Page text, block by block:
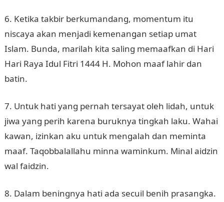
6. Ketika takbir berkumandang, momentum itu
niscaya akan menjadi kemenangan setiap umat
Islam. Bunda, marilah kita saling memaafkan di Hari
Hari Raya Idul Fitri 1444 H. Mohon maaf lahir dan
batin.
7. Untuk hati yang pernah tersayat oleh lidah, untuk
jiwa yang perih karena buruknya tingkah laku. Wahai
kawan, izinkan aku untuk mengalah dan meminta
maaf. Taqobbalallahu minna waminkum. Minal aidzin
wal faidzin.
8. Dalam beningnya hati ada secuil benih prasangka.